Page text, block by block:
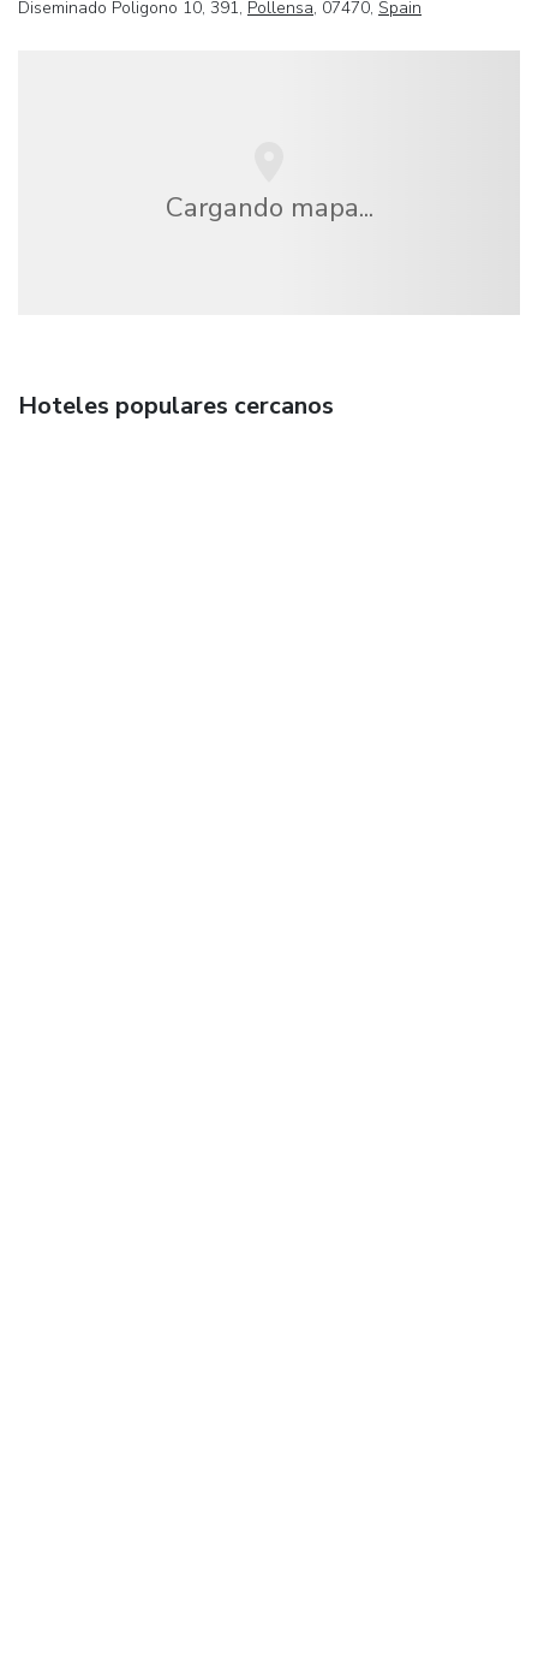
Diseminado Poligono 10, 391, Pollensa, 07470, Spain
Cargando mapa...
Hoteles populares cercanos